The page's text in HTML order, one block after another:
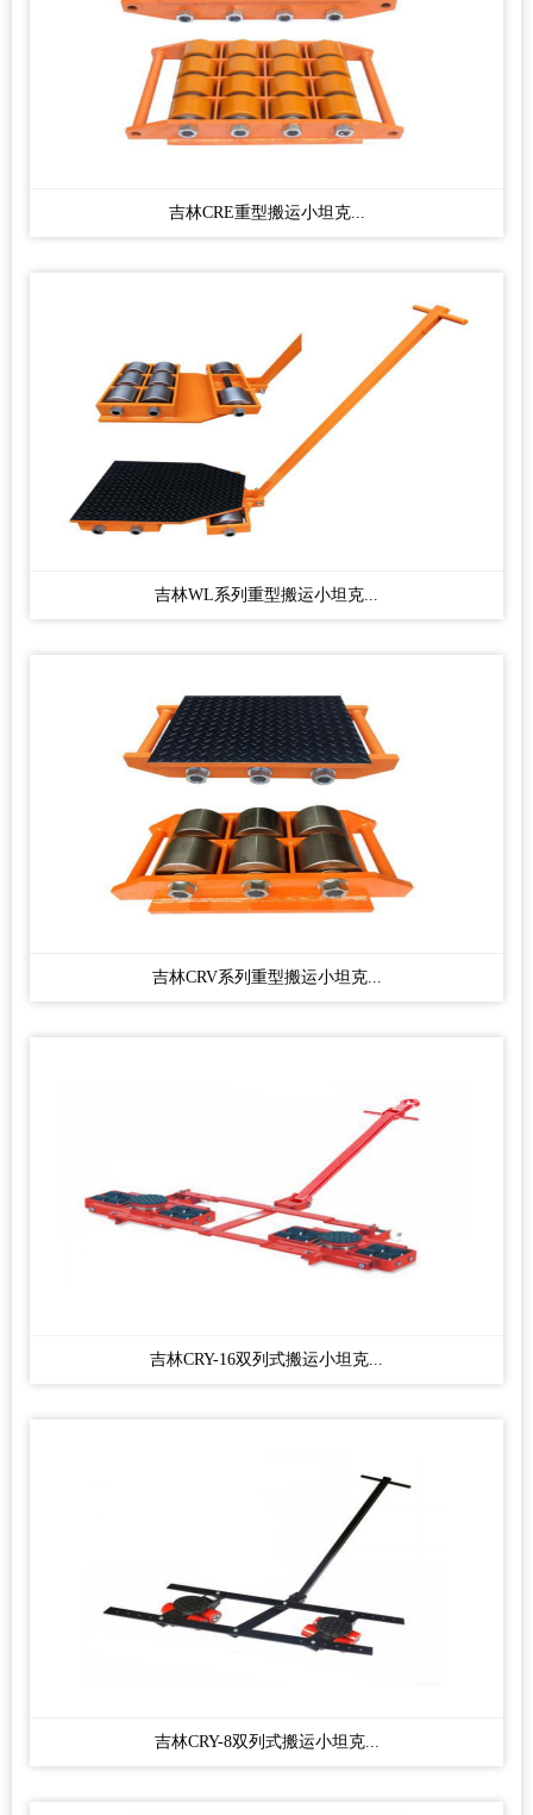
吉林CRE重型搬运小坦克...
吉林WL系列重型搬运小坦克...
吉林CRV系列重型搬运小坦克...
吉林CRY-16双列式搬运小坦克...
吉林CRY-8双列式搬运小坦克...